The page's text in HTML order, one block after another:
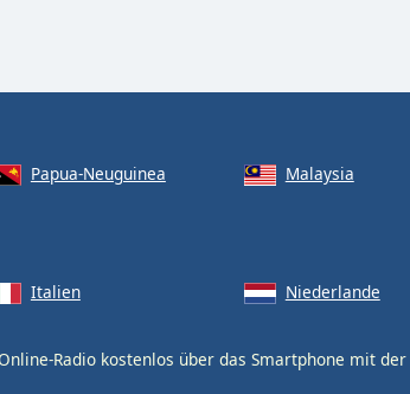
Papua-Neuguinea Malaysia
Italien Niederlande
Radio kostenlos über das Smartphone mit